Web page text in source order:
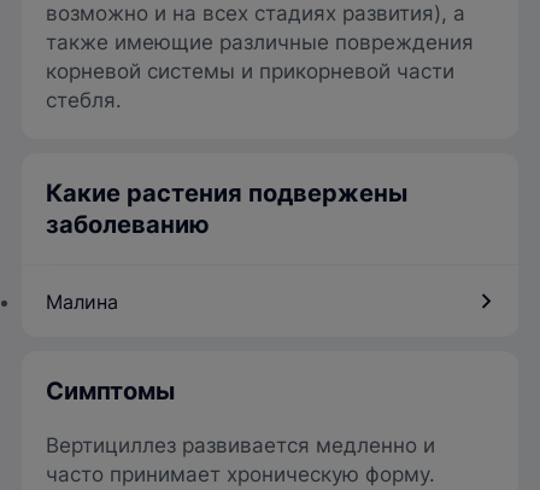
возможно и на всех стадиях развития), а
также имеющие различные повреждения
корневой системы и прикорневой части
стебля.
Какие растения подвержены
заболеванию
Малина
Симптомы
Вертициллез развивается медленно и
часто принимает хроническую форму.